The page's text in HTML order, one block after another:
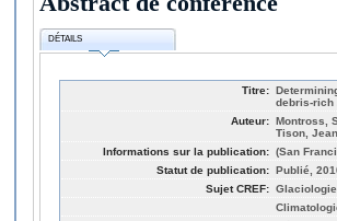
DÉTAILS
Titre:
debris-rich
Auteur: Montross,
Tison,
Informations sur la publication: (San
Statut de publication: Publié,
Sujet CREF: Glaciologie